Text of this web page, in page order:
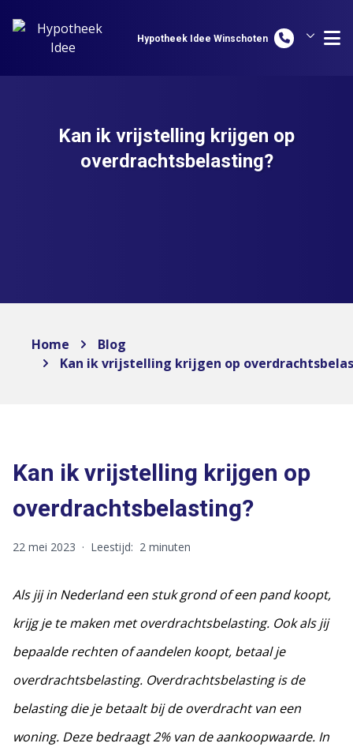
Hypotheek Idee Winschoten
Kan ik vrijstelling krijgen op
overdrachtsbelasting?
Home
Blog
Kan ik vrijstelling krijgen op
Kan ik vrijstelling krijgen op
overdrachtsbelasting?
22 mei 2023 · Leestijd: 2 minuten
Als jij in Nederland een stuk grond of een pand koopt,
krijg je te maken met overdrachtsbelasting. Ook als jij
bepaalde rechten of aandelen koopt, betaal je
overdrachtsbelasting. Overdrachtsbelasting is de
belasting die je betaalt bij de overdracht van een
woning. Deze bedraagt 2% van de aankoopwaarde. In